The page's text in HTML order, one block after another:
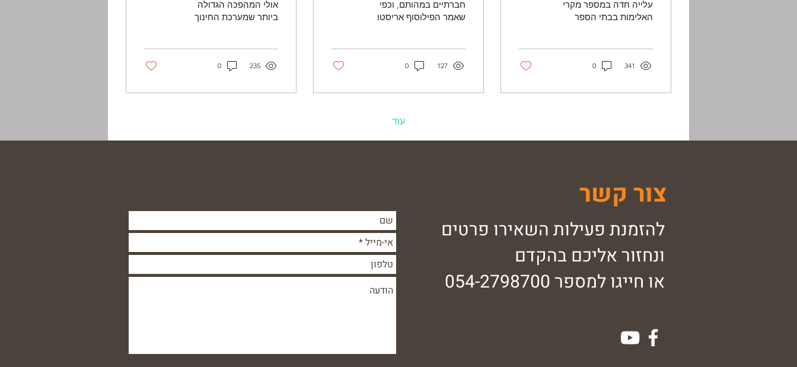
עלייה חדה במספר מקרי
האלימות בבתי הספר
מ – 70%...
341
0
חברתיים במהותם, וכפי
שאמר הפילוסוף אריסטו
אינטראקציה...
127
0
אולי המהפכה הגדולה
ביותר שמערכת החינוך
ספר...235
0
עוד
צור קשר
להזמנת פעילות השאירו פרטים
ונחזור אליכם בהקדם
או חייגו למספר 054-2798700